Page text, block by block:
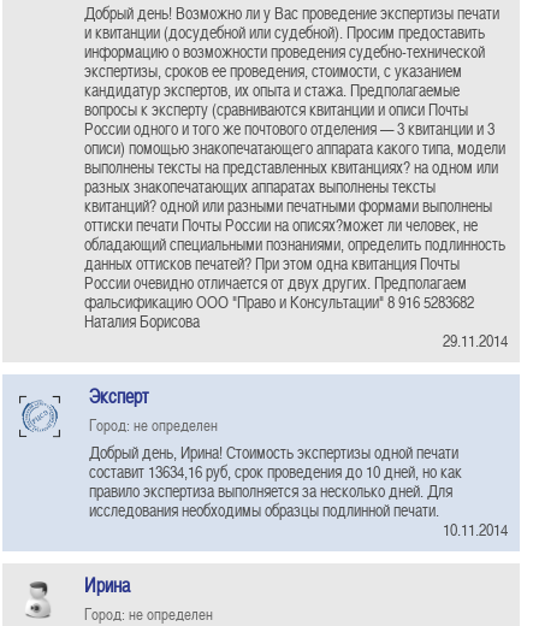
Добрый день! Возможно ли у Вас проведение экспертизы печати
и квитанции (досудебной или судебной). Просим предоставить
информацию о возможности проведения судебно-технической
экспертизы, сроков ее проведения, стоимости, с указанием
кандидатур экспертов, их опыта и стажа. Предполагаемые
вопросы к эксперту (сравниваются квитанции и описи Почты
России одного и того же почтового отделения — 3 квитанции и 3
описи) помощью знакопечатающего аппарата какого типа, модели
выполнены тексты на представленных квитанциях? на одном или
разных знакопечатающих аппаратах выполнены тексты
квитанций? одной или разными печатными формами выполнены
оттиски печати Почты России на описях?может ли человек, не
обладающий специальными познаниями, определить подлинность
данных оттисков печатей? При этом одна квитанция Почты
России очевидно отличается от двух других. Предполагаем
фальсификацию ООО "Право и Консультации" 8 916 5283682
Наталия Борисова
29.11.2014
Эксперт
Город: не определен
Добрый день, Ирина! Стоимость экспертизы одной печати
составит 13634,16 руб, срок проведения до 10 дней, но как
правило экспертиза выполняется за несколько дней. Для
исследования необходимы образцы подлинной печати.
10.11.2014
Ирина
Город: не определен